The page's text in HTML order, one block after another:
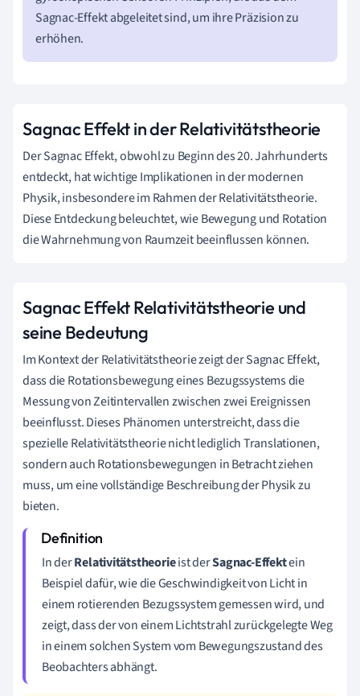
Sagnac-Effekt abgeleitet sind, um ihre Präzision zu
erhöhen.
Sagnac Effekt in der Relativitätstheorie
Der Sagnac Effekt, obwohl zu Beginn des 20. Jahrhunderts
entdeckt, hat wichtige Implikationen in der modernen
Physik, insbesondere im Rahmen der Relativitätstheorie.
Diese Entdeckung beleuchtet, wie Bewegung und Rotation
die Wahrnehmung von Raumzeit beeinflussen können.
Sagnac Effekt Relativitätstheorie und
seine Bedeutung
Im Kontext der Relativitätstheorie zeigt der Sagnac Effekt,
dass die Rotationsbewegung eines Bezugssystems die
Messung von Zeitintervallen zwischen zwei Ereignissen
beeinflusst. Dieses Phänomen unterstreicht, dass die
spezielle Relativitätstheorie nicht lediglich Translationen,
sondern auch Rotationsbewegungen in Betracht ziehen
muss, um eine vollständige Beschreibung der Physik zu
bieten.
In derRelativitätstheorieist derSagnac-Effektein
Beispiel dafür, wie die Geschwindigkeit von Licht in
einem rotierenden Bezugssystem gemessen wird, und
zeigt, dass der von einem Lichtstrahl zurückgelegte Weg
in einem solchen System vom Bewegungszustand des
Beobachters abhängt.